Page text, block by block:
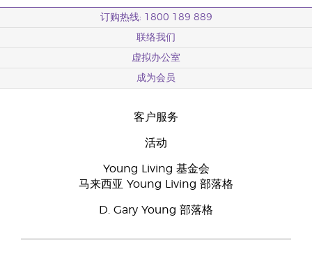
订购热线: 1800 189 889
联络我们
虚拟办公室
成为会员
客户服务
活动
Young Living 基金会
马来西亚 Young Living 部落格
D. Gary Young 部落格